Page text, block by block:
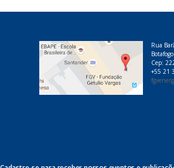
Rua
Cep:
+55 21